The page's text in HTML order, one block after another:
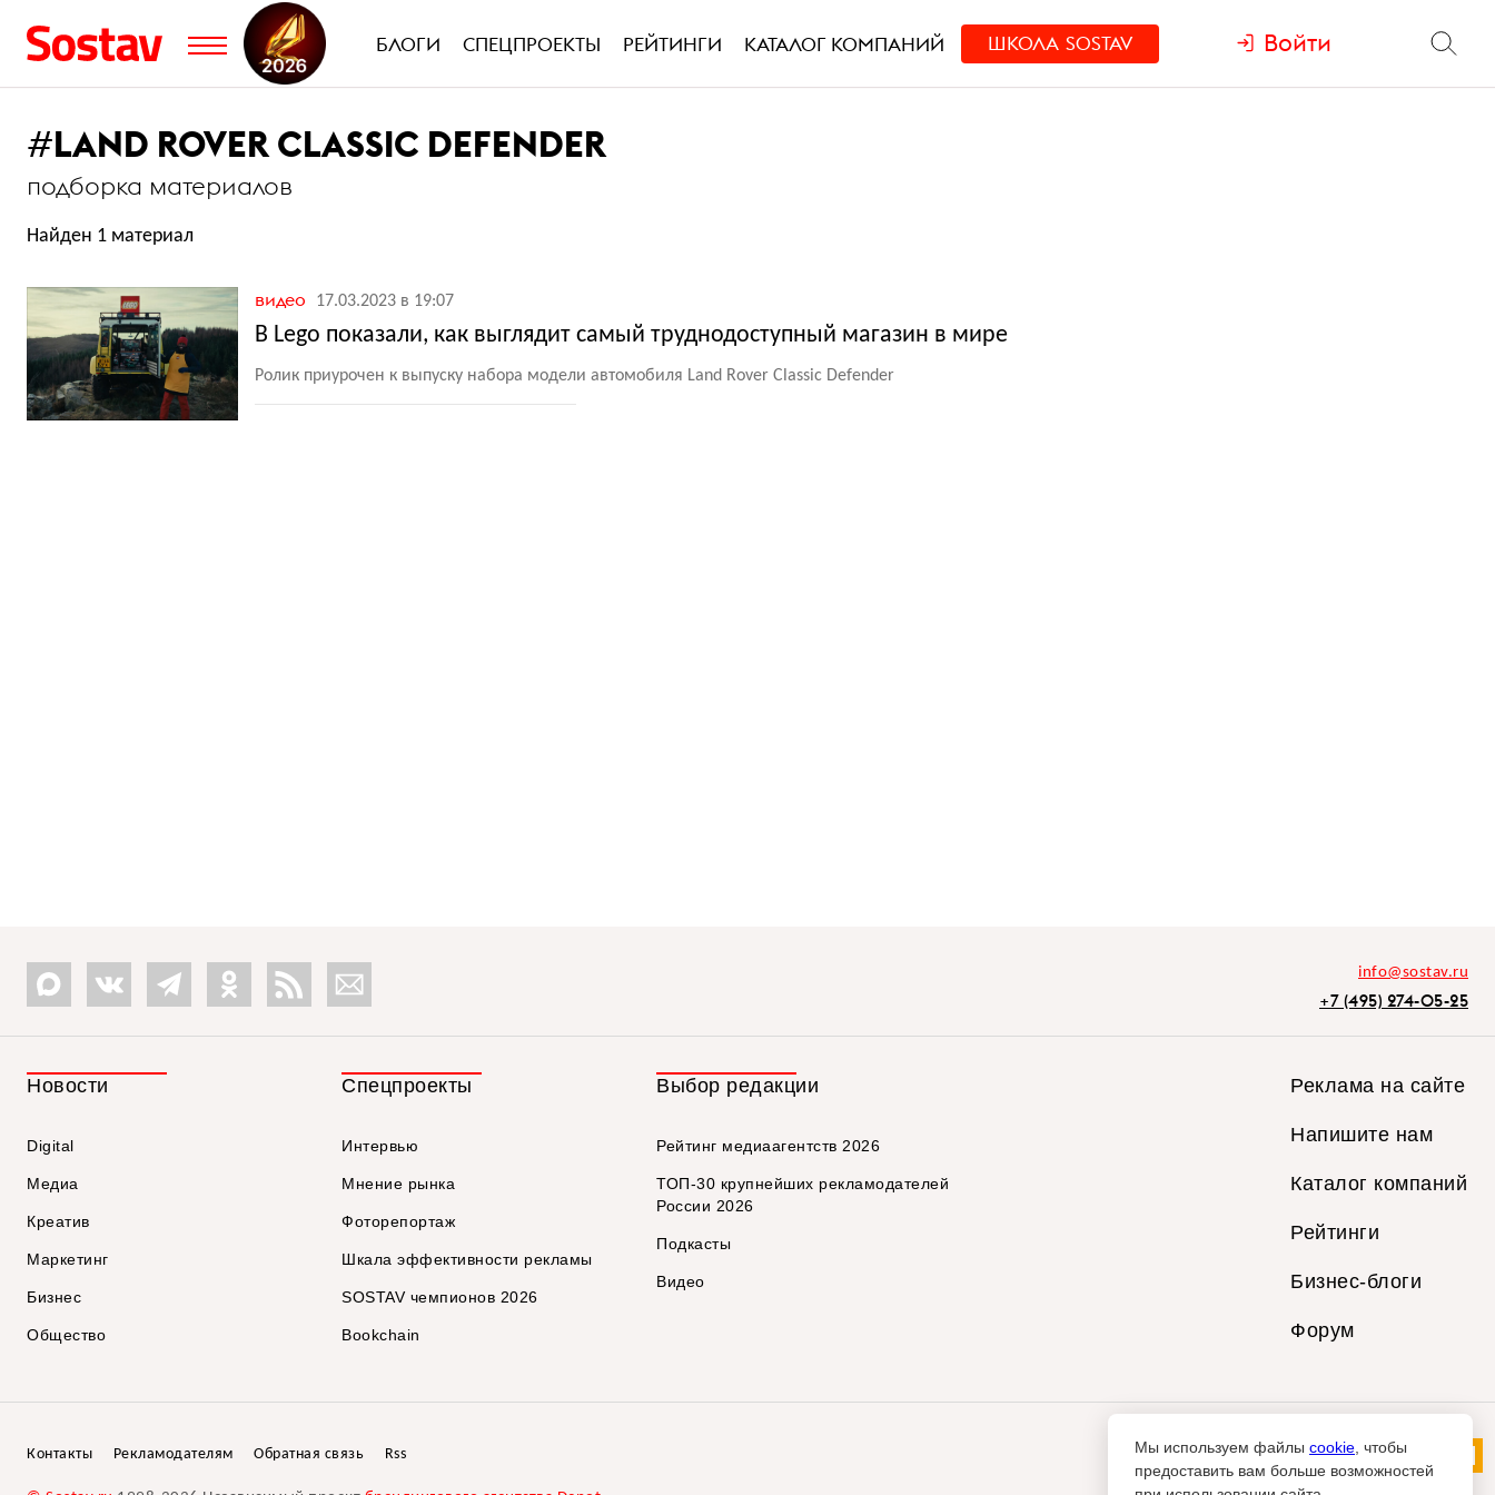
БЛОГИ СПЕЦПРОЕКТЫ РЕЙТИНГИ КАТАЛОГ КОМПАНИЙ ШКОЛА SOSTAV Войти
#LAND ROVER CLASSIC DEFENDER
подборка материалов
Найден 1 материал
видео 17.03.2023 в 19:07
В Lego показали, как выглядит самый труднодоступный магазин в мире
Ролик приурочен к выпуску набора модели автомобиля Land Rover Classic Defender
info@sostav.ru
+7 (495) 274-05-25
Новости
Digital
Медиа
Креатив
Маркетинг
Бизнес
Общество
Спецпроекты
Интервью
Мнение рынка
Фоторепортаж
Шкала эффективности рекламы
SOSTAV чемпионов 2026
Bookchain
Выбор редакции
Рейтинг медиаагентств 2026
ТОП-30 крупнейших рекламодателей
России 2026
Подкасты
Видео
Реклама на сайте
Напишите нам
Каталог компаний
Рейтинги
Бизнес-блоги
Форум
Контакты Рекламодателям Обратная связь Rss Мы используем файлы cookie , чтобы
предоставить вам больше возможностей